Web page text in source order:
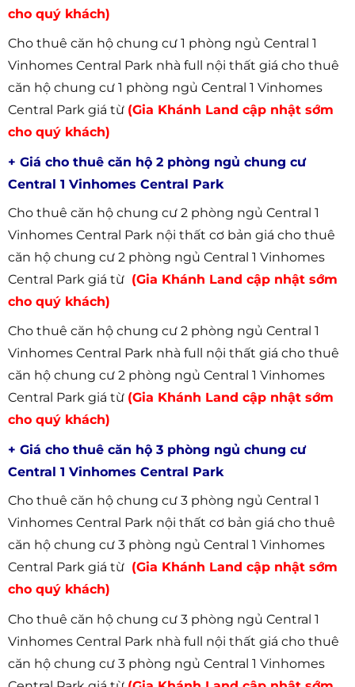
cho quý khách)
Cho thuê căn hộ chung cư 1 phòng ngủ Central 1
Vinhomes Central Park nhà full nội thất giá cho thuê
căn hộ chung cư 1 phòng ngủ Central 1 Vinhomes
Central Park giá từ (Gia Khánh Land cập nhật sớm
cho quý khách)
+ Giá cho thuê căn hộ 2 phòng ngủ chung cư
Central 1 Vinhomes Central Park
Cho thuê căn hộ chung cư 2 phòng ngủ Central 1
Vinhomes Central Park nội thất cơ bản giá cho thuê
căn hộ chung cư 2 phòng ngủ Central 1 Vinhomes
Central Park giá từ (Gia Khánh Land cập nhật sớm
cho quý khách)
Cho thuê căn hộ chung cư 2 phòng ngủ Central 1
Vinhomes Central Park nhà full nội thất giá cho thuê
căn hộ chung cư 2 phòng ngủ Central 1 Vinhomes
Central Park giá từ (Gia Khánh Land cập nhật sớm
cho quý khách)
+ Giá cho thuê căn hộ 3 phòng ngủ chung cư
Central 1 Vinhomes Central Park
Cho thuê căn hộ chung cư 3 phòng ngủ Central 1
Vinhomes Central Park nội thất cơ bản giá cho thuê
căn hộ chung cư 3 phòng ngủ Central 1 Vinhomes
Central Park giá từ (Gia Khánh Land cập nhật sớm
cho quý khách)
Cho thuê căn hộ chung cư 3 phòng ngủ Central 1
Vinhomes Central Park nhà full nội thất giá cho thuê
căn hộ chung cư 3 phòng ngủ Central 1 Vinhomes